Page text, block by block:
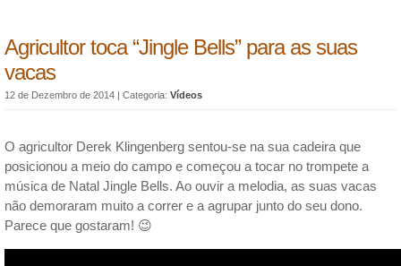
Agricultor toca “Jingle Bells” para as suas
vacas
12 de Dezembro de 2014 | Categoria: Vídeos
O agricultor Derek Klingenberg sentou-se na sua cadeira que
posicionou a meio do campo e começou a tocar no trompete a
música de Natal Jingle Bells. Ao ouvir a melodia, as suas vacas
não demoraram muito a correr e a agrupar junto do seu dono.
Parece que gostaram! 😉